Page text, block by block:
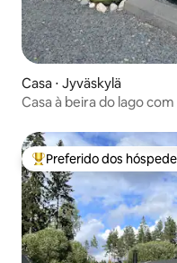
Casa ⋅ Jyväskylä
Casa à beira do lago
Entre os melhores
Preferido dos